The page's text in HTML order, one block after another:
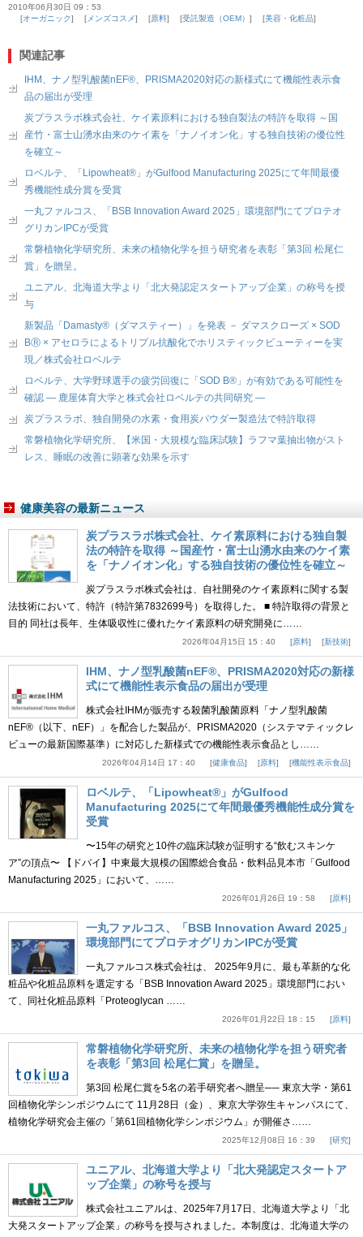
2010年06月30日 09：53
オーガニック
メンズコスメ 原料 受託製造（OEM） 美容・化粧品
関連記事
IHM、ナノ型乳酸菌nEF®、PRISMA2020対応の新様式にて機能性表示食
品の届出が受理
炭プラスラボ株式会社、ケイ素原料における独自製法の特許を取得 ～国
産竹・富士山湧水由来のケイ素を「ナノイオン化」する独自技術の優位性
を確立～
ロベルテ、「Lipowheat®」がGulfood Manufacturing 2025にて年間最優
秀機能性成分賞を受賞
一丸ファルコス、「BSB Innovation Award 2025」環境部門にてプロテオ
グリカンIPCが受賞
常磐植物化学研究所、未来の植物化学を担う研究者を表彰「第3回 松尾仁
賞」を贈呈。
ユニアル、北海道大学より「北大発認定スタートアップ企業」の称号を授
与
新製品「Damasty®（ダマスティー）」を発表 － ダマスクローズ × SOD
BⓇ × アセロラによるトリプル抗酸化でホリスティックビューティーを実
現／株式会社ロベルテ
ロベルテ、大学野球選手の疲労回復に「SOD B®」が有効である可能性を
確認 ― 鹿屋体育大学と株式会社ロベルテの共同研究 ―
炭プラスラボ、独自開発の水素・食用炭パウダー製造法で特許取得
常磐植物化学研究所、【米国・大規模な臨床試験】ラフマ葉抽出物がスト
レス、睡眠の改善に顕著な効果を示す
健康美容の最新ニュース
炭プラスラボ株式会社、ケイ素原料における独自製
法の特許を取得 ～国産竹・富士山湧水由来のケイ素
を「ナノイオン化」する独自技術の優位性を確立～
炭プラスラボ株式会社は、自社開発のケイ素原料に関する製
法技術において、特許（特許第7832699号）を取得した。 ■ 特許取得の背景と
目的 同社は長年、生体吸収性に優れたケイ素原料の研究開発に……
2026年04月15日 15：40 原料 新技術
IHM、ナノ型乳酸菌nEF®、PRISMA2020対応の新様
式にて機能性表示食品の届出が受理
株式会社IHMが販売する殺菌乳酸菌原料「ナノ型乳酸菌
nEF®（以下、nEF）」を配合した製品が、PRISMA2020（システマティックレ
ビューの最新国際基準）に対応した新様式での機能性表示食品とし……
2026年04月14日 17：40 健康食品 原料 機能性表示食品
ロベルテ、「Lipowheat®」がGulfood
Manufacturing 2025にて年間最優秀機能性成分賞を
受賞
〜15年の研究と10件の臨床試験が証明する“飲むスキンケ
ア”の頂点〜 【ドバイ】中東最大規模の国際総合食品・飲料品見本市「Gulfood
Manufacturing 2025」において、……
2026年01月26日 19：58 原料
一丸ファルコス、「BSB Innovation Award 2025」
環境部門にてプロテオグリカンIPCが受賞
一丸ファルコス株式会社は、 2025年9月に、最も革新的な化
粧品や化粧品原料を選定する「BSB Innovation Award 2025」環境部門におい
て、同社化粧品原料「Proteoglycan ……
2026年01月22日 18：15 原料
常磐植物化学研究所、未来の植物化学を担う研究者
を表彰「第3回 松尾仁賞」を贈呈。
第3回 松尾仁賞を5名の若手研究者へ贈呈── 東京大学・第61
回植物化学シンポジウムにて 11月28日（金）、東京大学弥生キャンパスにて、
植物化学研究会主催の「第61回植物化学シンポジウム」が開催さ……
2025年12月08日 16：39 研究
ユニアル、北海道大学より「北大発認定スタートア
ップ企業」の称号を授与
株式会社ユニアルは、2025年7月17日、北海道大学より「北
大発スタートアップ企業」の称号を授与されました。本制度は、北海道大学の